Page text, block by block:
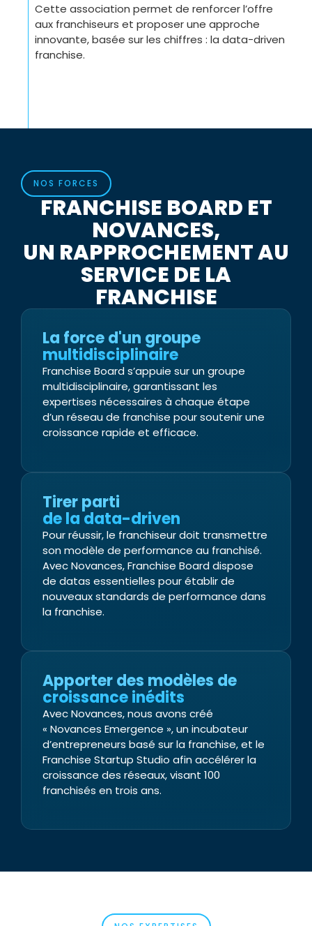
Cette association permet de renforcer l’offre
aux franchiseurs et proposer une approche
innovante, basée sur les chiffres : la data-driven
franchise.
NOS FORCES
FRANCHISE BOARD ET
NOVANCES,
UN RAPPROCHEMENT AU
SERVICE DE LA
FRANCHISE
La force d'un groupe
multidisciplinaire
Franchise Board s’appuie sur un groupe
multidisciplinaire, garantissant les
expertises nécessaires à chaque étape
d’un réseau de franchise pour soutenir une
croissance rapide et efficace.
Tirer parti
de la data-driven
Pour réussir, le franchiseur doit transmettre
son modèle de performance au franchisé.
Avec Novances, Franchise Board dispose
de datas essentielles pour établir de
nouveaux standards de performance dans
la franchise.
Apporter des modèles de
croissance inédits
Avec Novances, nous avons créé
« Novances Emergence », un incubateur
d’entrepreneurs basé sur la franchise, et le
Franchise Startup Studio afin accélérer la
croissance des réseaux, visant 100
franchisés en trois ans.